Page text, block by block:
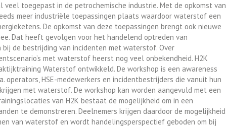
toegepast in de petrochemische industrie. Met de opkomst van
meer industriële toepassingen plaats waardoor waterstof een
De opkomst van deze toepassingen brengt ook nieuwe
Dat heeft gevolgen voor het handelend optreden van
de bestrijding van incidenten met waterstof. Over
met waterstof heerst nog veel onbekendheid. H2K
Waterstof ontwikkeld. De workshop is een awareness
operators, HSE-medewerkers en incidentbestrijders die vanuit hun
met waterstof. De workshop kan worden aangevuld met een
van H2K bestaat de mogelijkheid om in een
te demonstreren. Deelnemers krijgen daardoor de mogelijkheid
van waterstof en wordt handelingsperspectief geboden om bij